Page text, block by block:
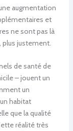
augmentation
et
ne sont pas là
plus justement.
de santé de
– jouent un
un
habitat
que la qualité
réalité très